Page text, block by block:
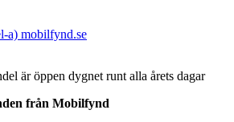
a) mobilfynd.se
är öppen dygnet runt alla årets dagar
från Mobilfynd